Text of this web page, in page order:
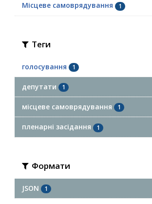
Місцеве самоврядування 1
Теги
голосування 1
депутати 1
місцеве самоврядування 1
пленарні засідання 1
Формати
JSON 1